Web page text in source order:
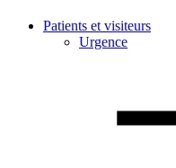
Patients et visiteurs
Urgence